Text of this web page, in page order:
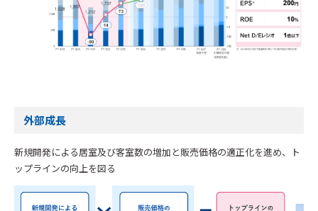
外部成長
新規開発による居室及び客室数の増加と販売価格の適正化を進め、ト
ップラインの向上を図る